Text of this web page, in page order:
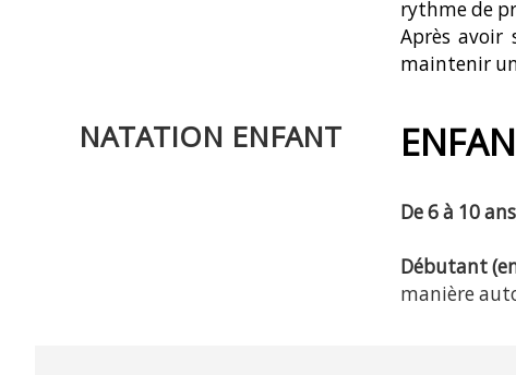
rythme de
Après avoir
maintenir
NATATION ENFANT
De 6 à 10
Débutant
manière